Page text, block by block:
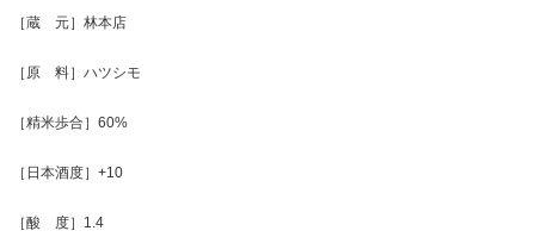
［蔵 元］林本店
［原 料］ハツシモ
［精米歩合］60%
［日本酒度］+10
［酸 度］1.4